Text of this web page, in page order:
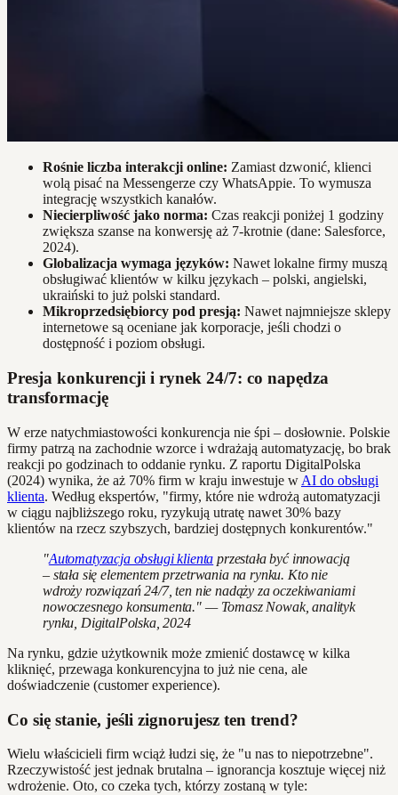
Rośnie liczba interakcji online: Zamiast dzwonić, klienci
wolą pisać na Messengerze czy WhatsAppie. To wymusza
integrację wszystkich kanałów.
Niecierpliwość jako norma: Czas reakcji poniżej 1 godziny
zwiększa szanse na konwersję aż 7-krotnie (dane: Salesforce,
2024).
Globalizacja wymaga języków: Nawet lokalne firmy muszą
obsługiwać klientów w kilku językach – polski, angielski,
ukraiński to już polski standard.
Mikroprzedsiębiorcy pod presją: Nawet najmniejsze sklepy
internetowe są oceniane jak korporacje, jeśli chodzi o
dostępność i poziom obsługi.
Presja konkurencji i rynek 24/7: co napędza
transformację
W erze natychmiastowości konkurencja nie śpi – dosłownie. Polskie
firmy patrzą na zachodnie wzorce i wdrażają automatyzację, bo brak
reakcji po godzinach to oddanie rynku. Z raportu DigitalPolska
(2024) wynika, że aż 70% firm w kraju inwestuje w AI do obsługi
klienta. Według ekspertów, "firmy, które nie wdrożą automatyzacji
w ciągu najbliższego roku, ryzykują utratę nawet 30% bazy
klientów na rzecz szybszych, bardziej dostępnych konkurentów."
"Automatyzacja obsługi klienta przestała być innowacją
– stała się elementem przetrwania na rynku. Kto nie
wdroży rozwiązań 24/7, ten nie nadąży za oczekiwaniami
nowoczesnego konsumenta." — Tomasz Nowak, analityk
rynku, DigitalPolska, 2024
Na rynku, gdzie użytkownik może zmienić dostawcę w kilka
kliknięć, przewaga konkurencyjna to już nie cena, ale
doświadczenie (customer experience).
Co się stanie, jeśli zignorujesz ten trend?
Wielu właścicieli firm wciąż łudzi się, że "u nas to niepotrzebne".
Rzeczywistość jest jednak brutalna – ignorancja kosztuje więcej niż
wdrożenie. Oto, co czeka tych, którzy zostaną w tyle: